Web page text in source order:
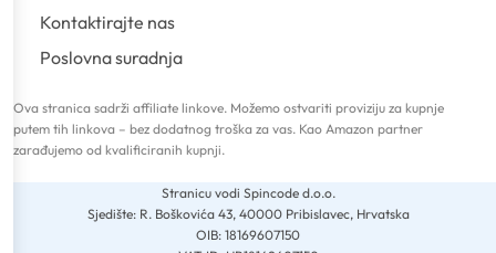
Kontaktirajte nas
Poslovna suradnja
Ova stranica sadrži affiliate linkove. Možemo ostvariti proviziju za kupnje
putem tih linkova – bez dodatnog troška za vas. Kao Amazon partner
zarađujemo od kvalificiranih kupnji.
Stranicu vodi Spincode d.o.o.
Sjedište: R. Boškovića 43, 40000 Pribislavec, Hrvatska
OIB: 18169607150